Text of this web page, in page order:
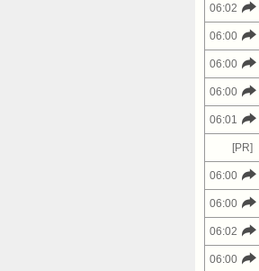
06:02
06:00
06:00
06:00
06:01
[PR]
06:00
06:00
06:02
06:00